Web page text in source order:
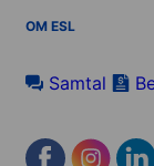
OM ESL
Samtal